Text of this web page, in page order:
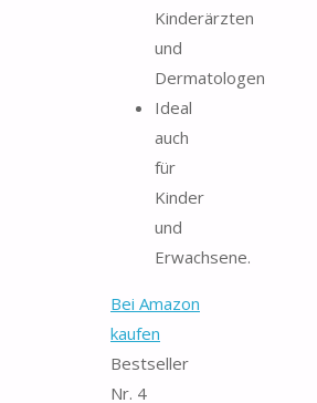
Kinderärzten
und
Dermatologen
Ideal
auch
für
Kinder
und
Erwachsene.
Bei Amazon
kaufen
Bestseller
Nr. 4